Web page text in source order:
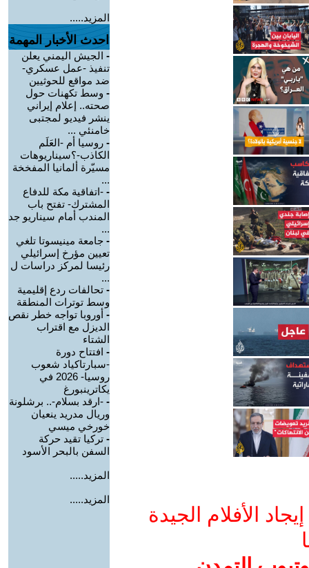
الأفلام الجيدة
المزيد.....
احدث الأخبار المهمة
- الجيش اليمني يعلن
تنفيذ -عمل عسكري-
ضد مواقع للحوثيين
- وسط تكهنات حول
صحته.. إعلام إيراني
ينشر فيديو لمجتبى
خامنئي ...
- روسيا أم -العَلَم
الكاذب-؟سيناريوهات
مسيّرة ألمانيا المفخخة
...
- -اتفاقية مكة للدفاع
المشترك- تفتح باب
المندب أمام سيناريو جد
...
- جامعة مينيسوتا تلغي
تعيين مؤرخ إسرائيلي
رئيسا لمركز دراسات ل
...
- تحالفات ردع إقليمية
وسط توترات المنطقة
- أوروبا تواجه خطر نقص
الديزل مع اقتراب
الشتاء
- افتتاح دورة
-سبارتاكياد شعوب
روسيا- 2026 في
يكاترينبورغ
- -ارقد بسلام-.. برشلونة
وريال مدريد ينعيان
خورخي ميسي
- تركيا تقيد حركة
السفن بالبحر الأسود
المزيد.....
المزيد.....